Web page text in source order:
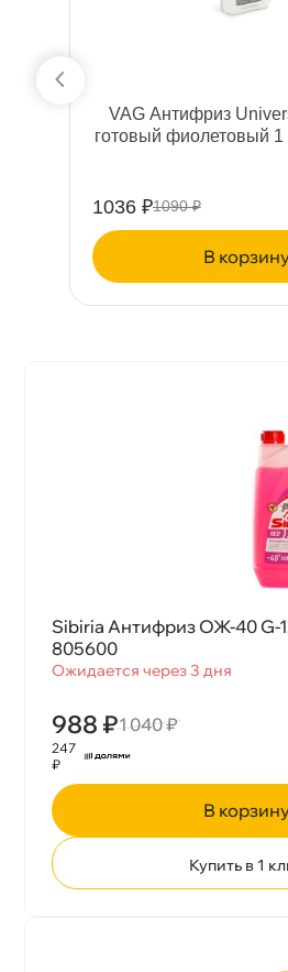
VAG Антифриз
отовый фиолетовый 1
1036 ₽1090 ₽
Sibiria Антифриз ОЖ-40 G-
805600
Ожидается через 3 дня
988 ₽1 040 ₽
247
₽
Купить в 1